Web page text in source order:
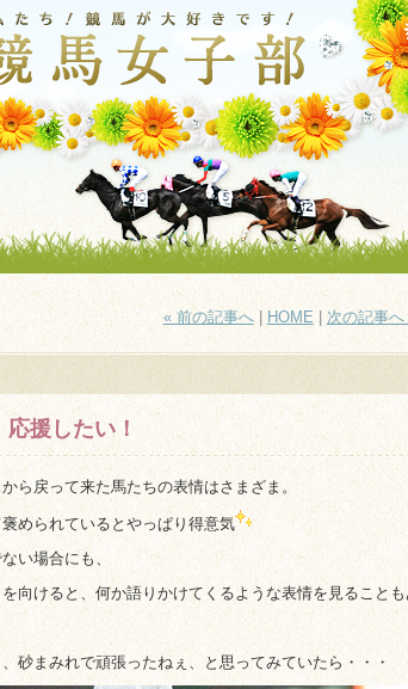
« 前の記事へ| HOME| 次の記事へ
応援したい！
から戻って来た馬たちの表情はさまざま。
められているとやっぱり得意気
い場合にも、
向けると、何か語りかけてくるような表情を見ること
砂まみれで頑張ったねぇ、と思ってみていたら・・・